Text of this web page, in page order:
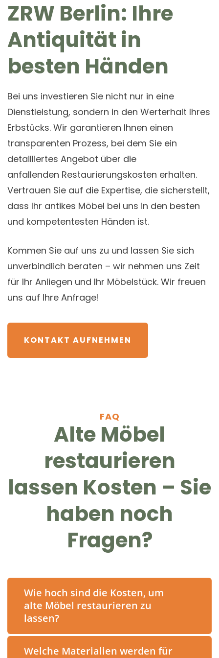
ZRW Berlin: Ihre
Antiquität in
besten Händen
Bei uns investieren Sie nicht nur in eine
Dienstleistung, sondern in den Werterhalt Ihres
Erbstücks. Wir garantieren Ihnen einen
transparenten Prozess, bei dem Sie ein
detailliertes Angebot über die
anfallenden Restaurierungskosten erhalten.
Vertrauen Sie auf die Expertise, die sicherstellt,
dass Ihr antikes Möbel bei uns in den besten
und kompetentesten Händen ist.
Kommen Sie auf uns zu und lassen Sie sich
unverbindlich beraten – wir nehmen uns Zeit
für Ihr Anliegen und Ihr Möbelstück. Wir freuen
uns auf Ihre Anfrage!
KONTAKT AUFNEHMEN
FAQ
Alte Möbel
restaurieren
lassen Kosten – Sie
haben noch
Fragen?
Wie hoch sind die Kosten, um
alte Möbel restaurieren zu
lassen?
Welche Materialien werden für